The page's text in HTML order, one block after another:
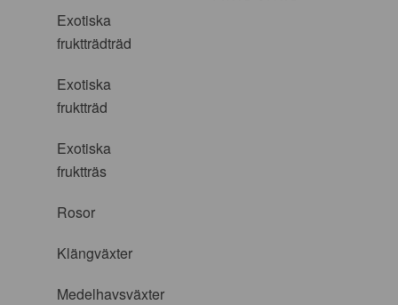
Exotiska
fruktträdträd
Exotiska
fruktträd
Exotiska
fruktträs
Rosor
Klängväxter
Medelhavsväxter